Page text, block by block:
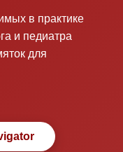
в практике
и педиатра
для